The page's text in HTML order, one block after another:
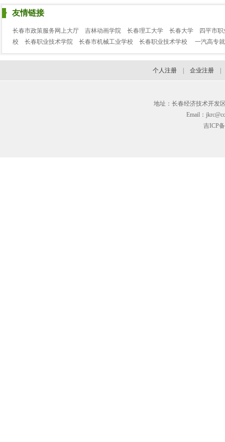
吉林省广电物业服务有限
顺丰速运长春分公司
诚聘：收派员
长春市大华塑胶制品有限
诚聘：生产车间操作工（残
丝路花雨（四川）供应链
友情链接
长春市政策服务网上大厅 吉林动画学院 长春理工大学 长春大学
四平市
校
长春职业技术学院 长春市机械工业学校 长春职业技术学校 一汽高专
个人注册 企业注册
地址：长春经济技术开发
Email：
吉ICP